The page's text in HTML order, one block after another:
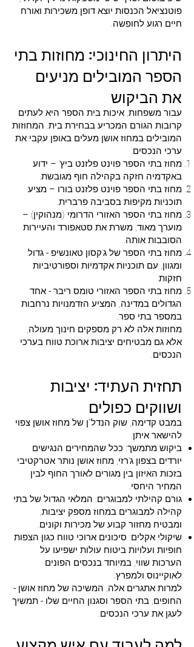
פוטנציאל הכנסות יוצא דופן משכירות ואורח
חיים רגוע לחופשה.
היתרון החינוכי: מחוזות בתי
הספר המובילים מניעים
את הביקוש
עבור משפחות, איכות בית הספר היא לעתים
קרובות הגורם המכריע בבחירת בית. המחוזות
המובילים במחוז אושן מעלים באופן עקבי את
ערכי הנכסים.
מחוז בתי הספר פוינט פלזנט ביץ' – ידוע
באקדמיה חזקה בקהילה חוף מגובשת.
מחוז בתי הספר פוינט פלזנט בורו – מציע
תוכניות מקיפות בסביבה פרברית.
מחוז בתי הספר האזורי הדרומי (מנהוקין) –
מוערך מאוד, משרת את סטאפורד והעיירות
הסובבות אותה.
מחוז בתי הספר של ג'קסון טאונשיפ - גדול
ומגוון, עם תוכניות אקדמיות וספורטיביות
חזקות.
מחוז בתי הספר האזורי טומס ריבר - אחד
הגדולים במדינה, המציע הזדמנויות נרחבות
במספר בתי ספר.
מחוזות אלה לא רק מספקים חינוך מעולה,
אלא גם מבטיחים יציבות ארוכת טווח בערכי
הנכסים.
תחזית העתיד: יציבות
ושווקים כפולים
במבט קדימה, שוק הנדל"ן של מחוז אושן צפוי
להישאר איתן.
ביקוש מתמשך: ככל שהמחירים הנגישים
יורדים בצפון ג'רזי, מחוז אושן נותר אטרקטיבי
בזכות האיזון בין מגורים לאורך החוף לבין
המחיר היחסי.
גורם קהילתי למבוגרים: המלאי הגדול של בתי
קהילה למבוגרים במחוז מספק יציבות,
ומבטיח מחזור קבוע של מכירות וקונים.
שיקולי אקלים: סיכונים ארוכי טווח כגון הצפות
חופיות ועלויות ביטוח עולות ישפיעו על
הערכות שווי, במיוחד בנכסים הפונים
לאוקיינוס ולמפרץ.
למרות אתגרים אלה, המשיכה של מחוז אושן -
החופים, בתי הספר וסגנון החיים שלו - תמשיך
לעגן את ערכי הנכסים.